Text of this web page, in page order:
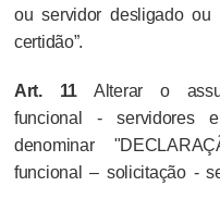
ou servidor desligado
certidão”.
Art. 11 Alterar o
funcional - servidores
denominar
funcional – solicitação -